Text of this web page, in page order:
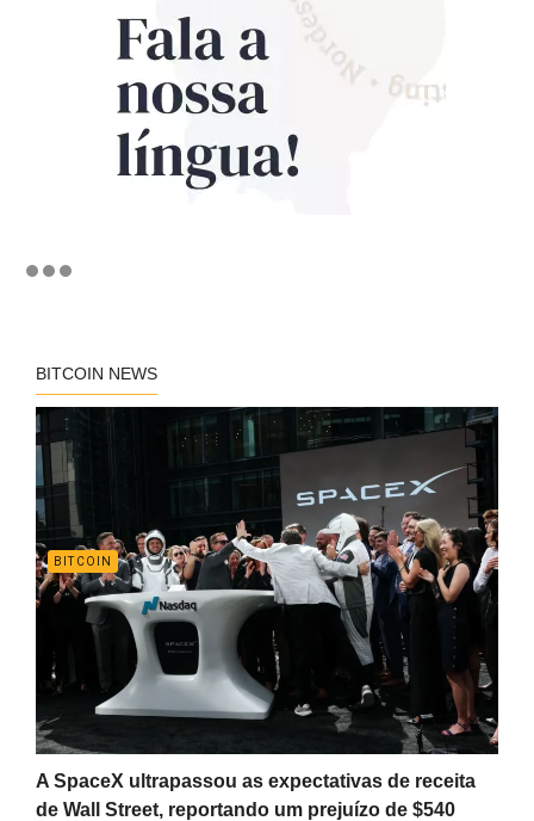
BITCOIN NEWS
BITCOIN
A SpaceX ultrapassou as expectativas de receita
de Wall Street, reportando um prejuízo de $540